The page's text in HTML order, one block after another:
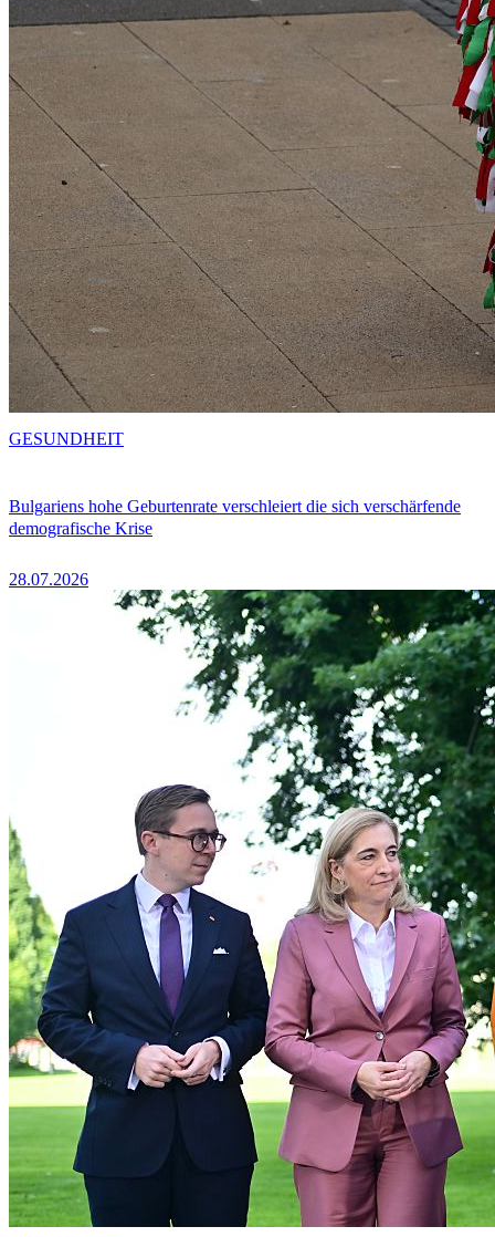
Bulgariens hohe Geburtenrate verschleiert die sich verschärfende
demografische Krise
28.07.2026
GESUNDHEIT